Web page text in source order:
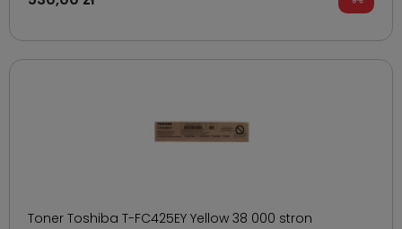
Toner Toshiba T-FC425EY Yellow 38 000 stron